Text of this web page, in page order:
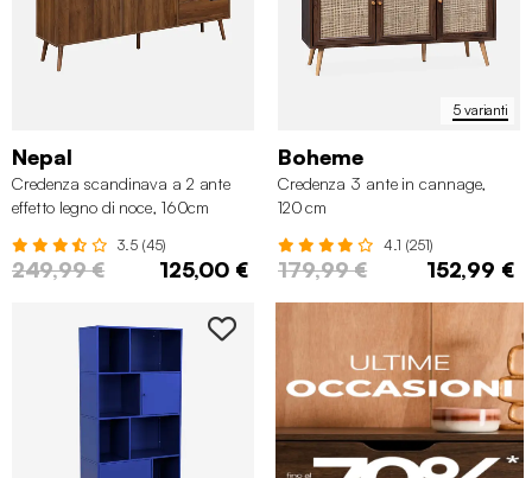
Nepal
Credenza scandinava a 2 ante
effetto legno di noce, 160cm
3.5 (45)
249,99 € 125,00 €
5 varianti
Boheme
Credenza 3 ante in cannage,
120 cm
4.1 (251)
179,99 € 152,99 €